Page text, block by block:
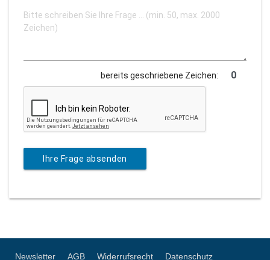
bereits geschriebene Zeichen:
Ihre Frage absenden
Newsletter AGB Widerrufsrecht Datenschutz